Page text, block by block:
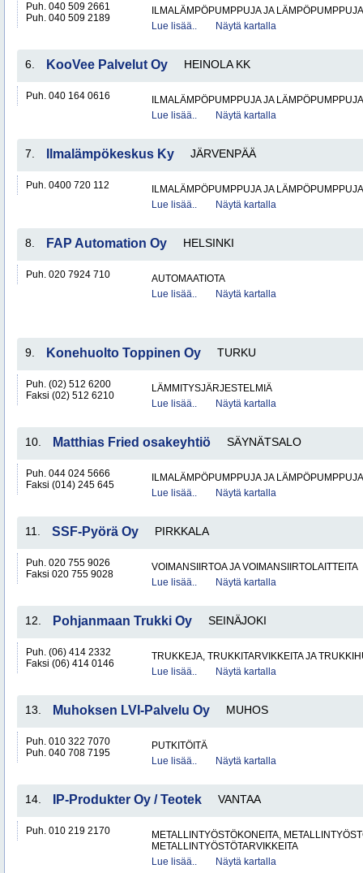
Puh. 040 509 2661
Puh. 040 509 2189
ILMALÄMPÖPUMPPUJA JA LÄMPÖPUMPPUJA
Lue lisää..
Näytä kartalla
6. KooVee Palvelut Oy HEINOLA KK
Puh. 040 164 0616
ILMALÄMPÖPUMPPUJA JA LÄMPÖPUMPPUJA
Lue lisää..
Näytä kartalla
7. Ilmalämpökeskus Ky JÄRVENPÄÄ
Puh. 0400 720 112
ILMALÄMPÖPUMPPUJA JA LÄMPÖPUMPPUJA
Lue lisää..
Näytä kartalla
8. FAP Automation Oy HELSINKI
Puh. 020 7924 710
AUTOMAATIOTA
Lue lisää..
Näytä kartalla
9. Konehuolto Toppinen Oy TURKU
Puh. (02) 512 6200
Faksi (02) 512 6210
LÄMMITYSJÄRJESTELMIÄ
Lue lisää..
Näytä kartalla
10. Matthias Fried osakeyhtiö SÄYNÄTSALO
Puh. 044 024 5666
Faksi (014) 245 645
ILMALÄMPÖPUMPPUJA JA LÄMPÖPUMPPUJA
Lue lisää..
Näytä kartalla
11. SSF-Pyörä Oy PIRKKALA
Puh. 020 755 9026
Faksi 020 755 9028
VOIMANSIIRTOA JA VOIMANSIIRTOLAITTEITA
Lue lisää..
Näytä kartalla
12. Pohjanmaan Trukki Oy SEINÄJOKI
Puh. (06) 414 2332
Faksi (06) 414 0146
TRUKKEJA, TRUKKITARVIKKEITA JA
Lue lisää..
Näytä kartalla
13. Muhoksen LVI-Palvelu Oy MUHOS
Puh. 010 322 7070
Puh. 040 708 7195
PUTKITÖITÄ
Lue lisää..
Näytä kartalla
14. IP-Produkter Oy / Teotek VANTAA
Puh. 010 219 2170
METALLINTYÖSTÖKONEITA,
METALLINTYÖSTÖTARVIKKEITA
Lue lisää..
Näytä kartalla